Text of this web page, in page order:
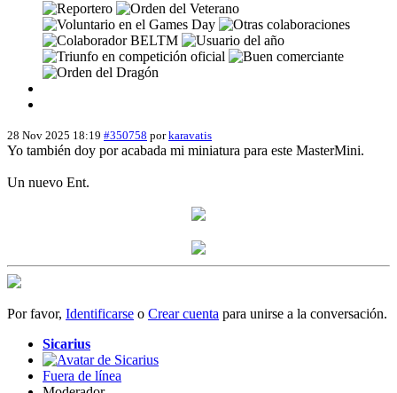
28 Nov 2025 18:19 #350758 porkaravatis
Yo también doy por acabada mi miniatura para este MasterMini.
Un nuevo Ent.
Por favor, Identificarse o Crear cuenta para unirse a la conversación.
Sicarius
Fuera de línea